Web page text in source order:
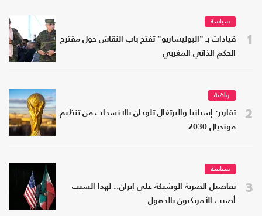
1
سياسة
قيادات بـ "البوليساريو" تفتح باب النقاش حول مقترح
الحكم الذاتي المغربي
2
رياضة
تقارير: إسبانيا والبرتغال تلوحان بالانسحاب من تنظيم
مونديال 2030
3
سياسة
تفاصيل الضربة الوشيكة على إيران.. لهذا السبب
أصيب الأمريكيون بالذهول